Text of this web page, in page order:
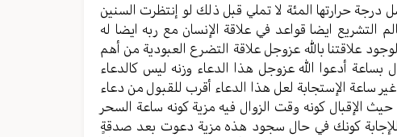
درجة حرارتها المئة لا تملي قبل ذلك لو إنتظرت السنین
التشریع ایضا قواعد في علاقة الإنسان مع ربه ایضا له
علاقتنا بالله عزوجل علاقة التضرع العبودیة من أهم
بساعة أدعوا الله عزوجل هذا الدعاء وزنه لیس کالدعاء
غیر ساعة الإستجابة لعل هذا الدعاء أقرب للقبول من دعاء
الإقبال کونه وقت الزوال فیه مزیة کونه ساعة السحر
کونك في حال سجود هذه مزیة دعوت بعد صدقةٍ